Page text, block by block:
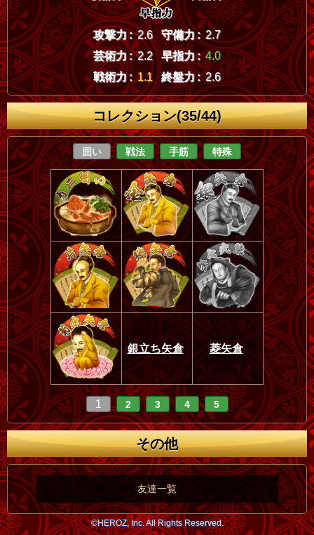
攻撃力 : 2.6 守備力 : 2.7
芸術力 : 2.2 早指力 : 4.0
戦術力 : 1.1 終盤力 : 2.6
コレクション(35/44)
囲い 戦法 手筋 特殊
銀立ち矢倉 菱矢倉
1 2 3 4 5
その他
友達一覧
©HEROZ, Inc. All Rights Reserved.